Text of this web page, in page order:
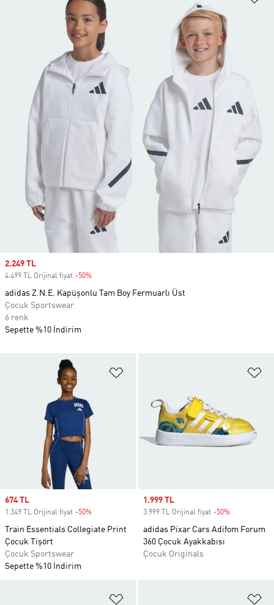
Sale price
674 TL
1.349 TL Orijinal fiyat -50%
Train Essentials Collegiate Print
Çocuk Tişört
Çocuk Sportswear
Sepette %10 İndirim
Sale price
1.999 TL
3.999 TL Orijinal fiyat -50%
adidas Pixar Cars Adifom Forum
360 Çocuk Ayakkabısı
Çocuk Originals
Sale price
2.249 TL
4.499 TL Orijinal fiyat -50%
adidas Z.N.E. Kapüşonlu Tam Boy Fermuarlı Üst
Çocuk Sportswear
6 renk
Sepette %10 İndirim